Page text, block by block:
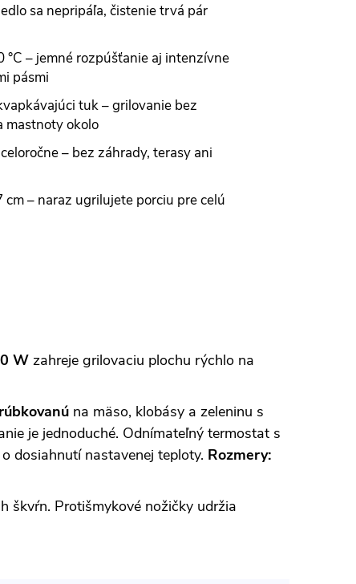
sa nepripáľa, čistenie trvá pár
°C – jemné rozpúšťanie aj intenzívne
pásmi
tuk – grilovanie bez
mastnoty okolo
– bez záhrady, terasy ani
cm – naraz ugrilujete porciu pre celú
W zahreje grilovaciu plochu rýchlo na
na mäso, klobásy a zeleninu s
je jednoduché. Odnímateľný termostat s
dosiahnutí nastavenej teploty. Rozmery:
škvŕn. Protišmykové nožičky udržia